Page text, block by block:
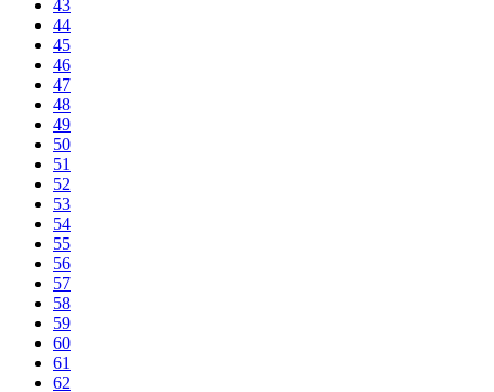
43
44
45
46
47
48
49
50
51
52
53
54
55
56
57
58
59
60
61
62